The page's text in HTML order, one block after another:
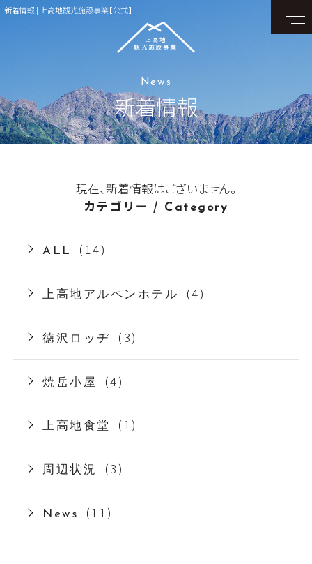
新着情報 | 上高地観光施設事業【公式】
News
新着情報
現在、新着情報はございません。
カテゴリー /
Category
ALL (14)
上高地アルペンホテル (4)
徳沢ロッヂ (3)
焼岳小屋 (4)
上高地食堂 (1)
周辺状況 (3)
News (11)